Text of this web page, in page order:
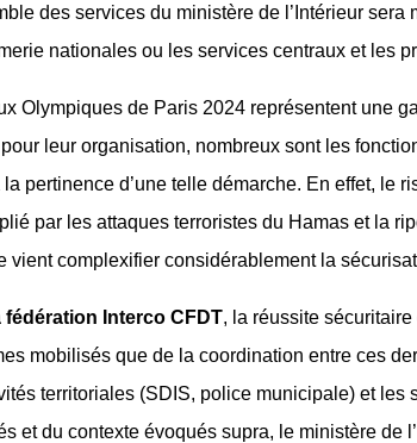
des services du ministère de l’Intérieur
nationales ou les services centraux et les
Olympiques de Paris 2024 représentent une
leur organisation, nombreux sont les
pertinence d’une telle démarche. En effet, le
par les attaques terroristes du Hamas et la
vient complexifier considérablement la
fédération Interco CFDT, la réussite
mobilisés que de la coordination entre ces
territoriales (SDIS, police municipale) et les
et du contexte évoqués supra, le ministère de